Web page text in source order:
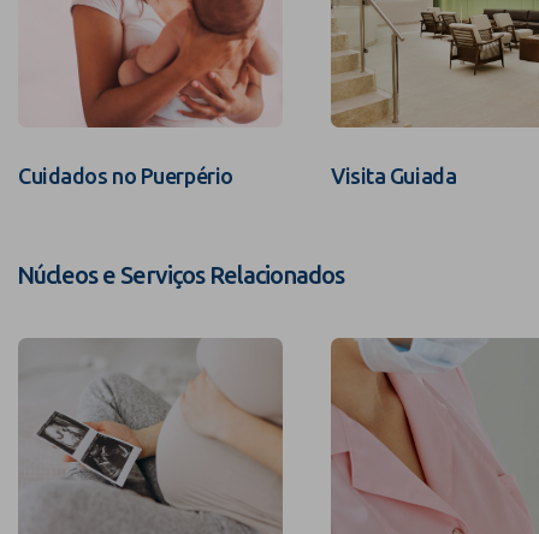
Cuidados no Puerpério Visita Guiada
Núcleos e Serviços Relacionados